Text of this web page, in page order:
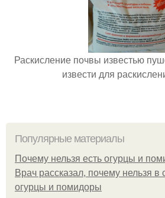
Раскисление почвы известью
извести для
Популярные материалы
Почему нельзя есть огурцы и
Врач рассказал, почему нельзя
огурцы и помидоры